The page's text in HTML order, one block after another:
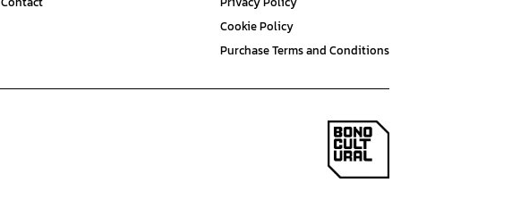
Cookie Policy
Purchase Terms and Conditions